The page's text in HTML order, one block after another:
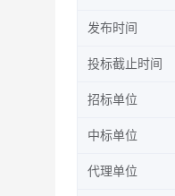
发布时间
投标截止时间
招标单位
中标单位
代理单位